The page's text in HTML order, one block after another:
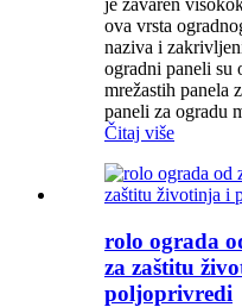
je zavaren
ova vrsta
naziva i
ogradni paneli su
mrežastih panela
paneli za ogradu
Čitaj više
rolo ograda
za zaštitu
poljoprivredi